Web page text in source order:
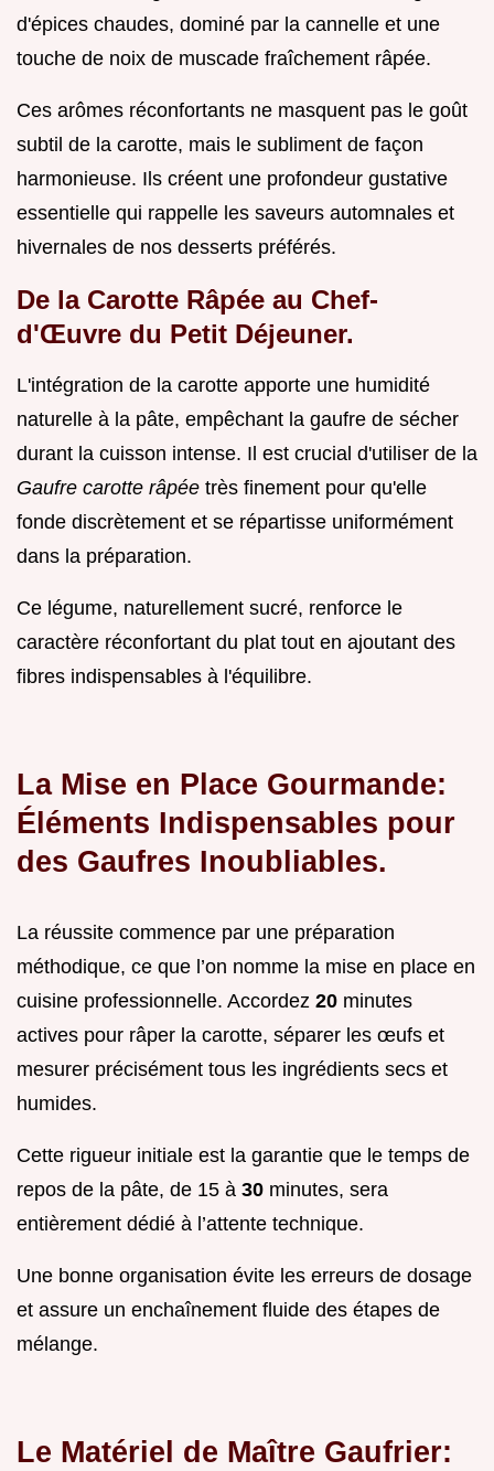
d'épices chaudes, dominé par la cannelle et une
touche de noix de muscade fraîchement râpée.
Ces arômes réconfortants ne masquent pas le goût
subtil de la carotte, mais le subliment de façon
harmonieuse. Ils créent une profondeur gustative
essentielle qui rappelle les saveurs automnales et
hivernales de nos desserts préférés.
De la Carotte Râpée au Chef-
d'Œuvre du Petit Déjeuner.
L'intégration de la carotte apporte une humidité
naturelle à la pâte, empêchant la gaufre de sécher
durant la cuisson intense. Il est crucial d'utiliser de la
Gaufre carotte râpée très finement pour qu'elle
fonde discrètement et se répartisse uniformément
dans la préparation.
Ce légume, naturellement sucré, renforce le
caractère réconfortant du plat tout en ajoutant des
fibres indispensables à l'équilibre.
La Mise en Place Gourmande:
Éléments Indispensables pour
des Gaufres Inoubliables.
La réussite commence par une préparation
méthodique, ce que l’on nomme la mise en place en
cuisine professionnelle. Accordez 20 minutes
actives pour râper la carotte, séparer les œufs et
mesurer précisément tous les ingrédients secs et
humides.
Cette rigueur initiale est la garantie que le temps de
repos de la pâte, de 15 à 30 minutes, sera
entièrement dédié à l’attente technique.
Une bonne organisation évite les erreurs de dosage
et assure un enchaînement fluide des étapes de
mélange.
Le Matériel de Maître Gaufrier: